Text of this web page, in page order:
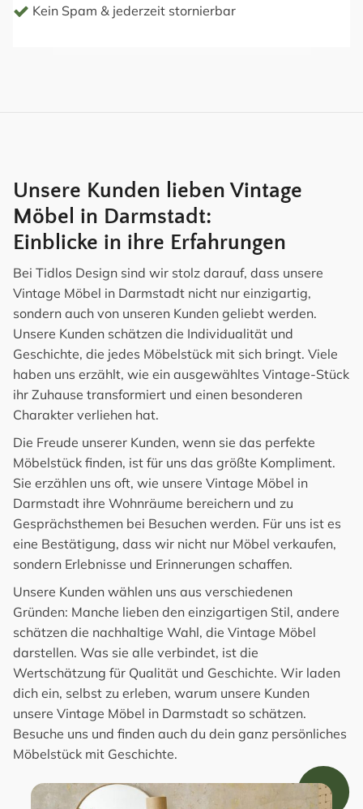
Kein Spam & jederzeit stornierbar
Unsere Kunden lieben Vintage
Möbel in Darmstadt:
Einblicke in ihre Erfahrungen
Bei Tidlos Design sind wir stolz darauf, dass unsere
Vintage Möbel in Darmstadt nicht nur einzigartig,
sondern auch von unseren Kunden geliebt werden.
Unsere Kunden schätzen die Individualität und
Geschichte, die jedes Möbelstück mit sich bringt. Viele
haben uns erzählt, wie ein ausgewähltes Vintage-Stück
ihr Zuhause transformiert und einen besonderen
Charakter verliehen hat.
Die Freude unserer Kunden, wenn sie das perfekte
Möbelstück finden, ist für uns das größte Kompliment.
Sie erzählen uns oft, wie unsere Vintage Möbel in
Darmstadt ihre Wohnräume bereichern und zu
Gesprächsthemen bei Besuchen werden. Für uns ist es
eine Bestätigung, dass wir nicht nur Möbel verkaufen,
sondern Erlebnisse und Erinnerungen schaffen.
Unsere Kunden wählen uns aus verschiedenen
Gründen: Manche lieben den einzigartigen Stil, andere
schätzen die nachhaltige Wahl, die Vintage Möbel
darstellen. Was sie alle verbindet, ist die
Wertschätzung für Qualität und Geschichte. Wir laden
dich ein, selbst zu erleben, warum unsere Kunden
unsere Vintage Möbel in Darmstadt so schätzen.
Besuche uns und finden auch du dein ganz persönliches
Möbelstück mit Geschichte.